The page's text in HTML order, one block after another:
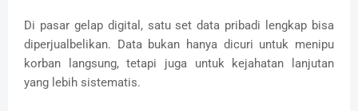
Di pasar gelap digital, satu set data pribadi lengkap bisa
diperjualbelikan. Data bukan hanya dicuri untuk menipu
korban langsung, tetapi juga untuk kejahatan lanjutan
yang lebih sistematis.